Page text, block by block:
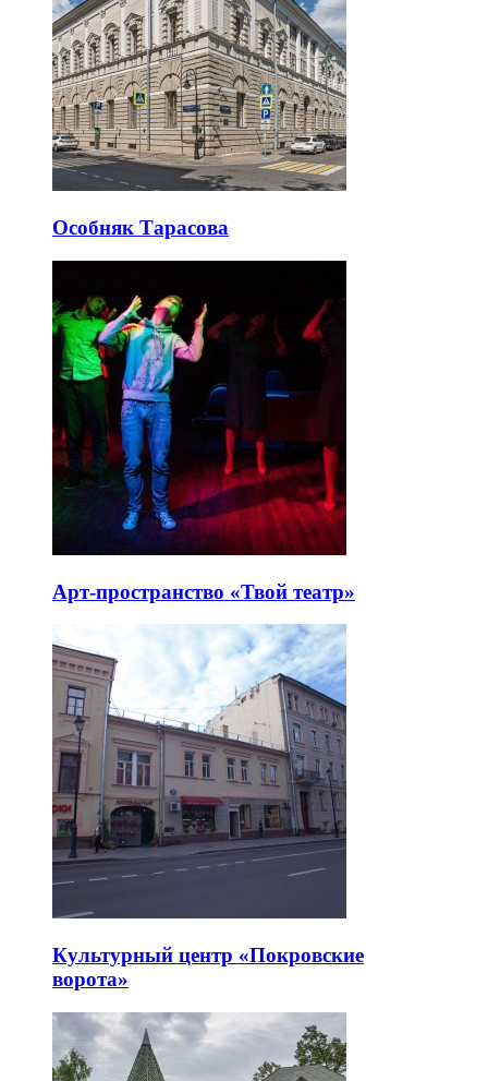
Особняк Тарасова
Арт-пространство «Твой театр»
Культурный центр «Покровские
ворота»